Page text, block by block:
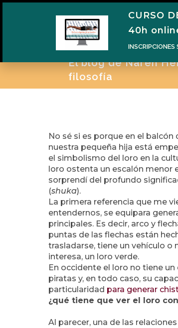
El blog de Naren
filosofía
No sé si es porque en el
nuestra pequeña hija está
el simbolismo del loro en la
loro ostenta un escalón menor
sorprendí del profundo
(shuka).
La primera referencia que me
entendernos, se equipara
principales. Es decir, arco y
puntas de las flechas están
trasladarse, tiene un vehículo o
interesa, un loro verde.
En occidente el loro no tiene
piratas y, en todo caso, su
particularidad para generar
¿qué tiene que ver el loro
Al parecer, una de las
CURSO
40h